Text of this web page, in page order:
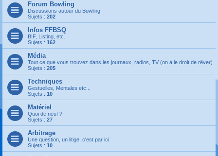
Forum Bowling
Discussions autour du Bowling
Sujets : 202
Infos FFBSQ
BIF, Listing, etc.
Sujets : 162
Média
Tout ce que vous trouvez dans les journaux, radios, TV (on à le droit de rêver)
Sujets : 205
Techniques
Gestuelles, Mentales etc...
Sujets : 10
Matériel
Quoi de neuf ?
Sujets : 27
Arbitrage
Une question, un litige, c'est par ici
Sujets : 10